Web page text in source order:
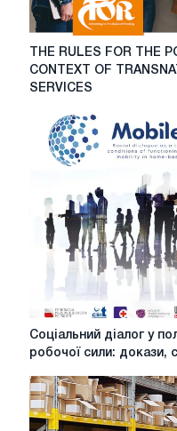
THE
RULES
FOR
POSTING
WORKERS
CONTEXT
OF
TRANSNATIONAL
PROVISION
SERVICES
THE RULES FOR THE
CONTEXT OF
SERVICES
Соціальний
діалог
політиці
ЄС
щодо
Соціальний діалог у
робочої сили: докази,